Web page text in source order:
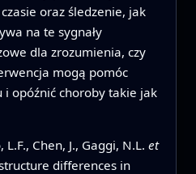
oraz śledzenie, jak
na te sygnały
dla zrozumienia, czy
mogą pomóc
opóźnić choroby takie jak
L.F., Chen, J., Gaggi, N.L. et
differences in